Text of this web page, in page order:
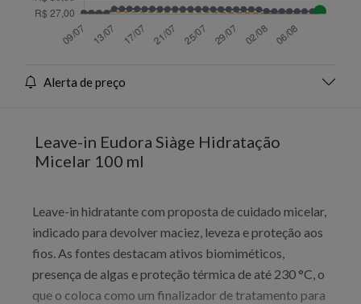
Alerta de preço
Leave-in Eudora Siàge Hidratação
Micelar 100 ml
Leave-in hidratante com proposta de cuidado micelar,
indicado para devolver maciez, leveza e proteção aos
fios. As fontes destacam ativos biomiméticos,
presença de algas e proteção térmica de até 230 °C, o
que o coloca como um finalizador de tratamento para